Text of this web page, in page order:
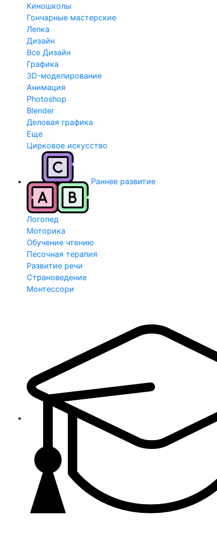
Киношколы
Гончарные мастерские
Лепка
Дизайн
Все Дизайн
Графика
3D-моделирование
Анимация
Photoshop
Blender
Деловая графика
Еще
Цирковое искусство
Раннее развитие
Логопед
Моторика
Обучение чтению
Песочная терапия
Развитие речи
Страноведение
Монтессори